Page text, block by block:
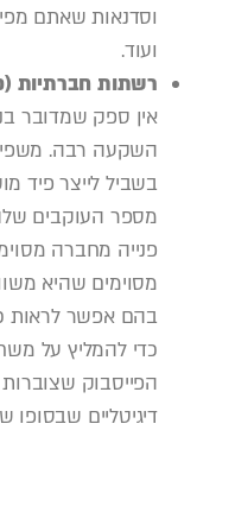
וסדנאות שאתם
ועוד.
רשתות חברתיות
אין ספק שמדובר
השקעה רבה.
בשביל לייצר פיד
מספר העוקבים
פנייה מחברה
מסוימים שהיא
בהם אפשר לראות
כדי להמליץ על
הפייסבוק
דיגיטליים